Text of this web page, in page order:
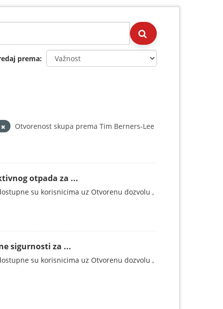
prema
Otvorenost skupa prema Tim Berners-Lee
otpada za ...
su korisnicima uz Otvorenu dozvolu ,
sigurnosti za ...
su korisnicima uz Otvorenu dozvolu ,